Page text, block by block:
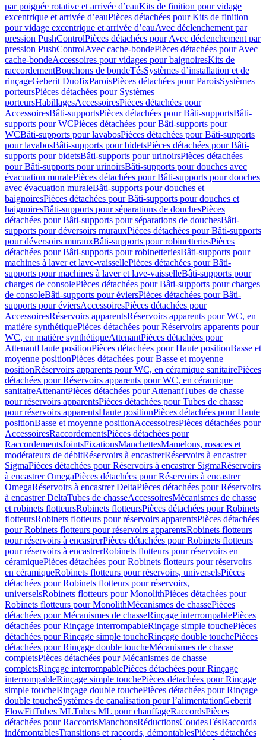
par poignée rotative et arrivée d’eauKits de finition pour vidage
excentrique et arrivée d’eauPièces détachées pour Kits de finition
pour vidage excentrique et arrivée d’eauAvec déclenchement par
pression PushControlPièces détachées pour Avec déclenchement par
pression PushControlAvec cache-bondePièces détachées pour Avec
cache-bondeAccessoires pour vidages pour baignoiresKits de
raccordementBouchons de bondeTésSystèmes d’installation et de
rinçageGeberit DuofixParoisPièces détachées pour ParoisSystèmes
porteursPièces détachées pour Systèmes
porteursHabillagesAccessoiresPièces détachées pour
AccessoiresBâti-supportsPièces détachées pour Bâti-supportsBâti-
supports pour WCPièces détachées pour Bâti-supports pour
WCBâti-supports pour lavabosPièces détachées pour Bâti-supports
pour lavabosBâti-supports pour bidetsPièces détachées pour Bâti-
supports pour bidetsBâti-supports pour urinoirsPièces détachées
pour Bâti-supports pour urinoirsBâti-supports pour douches avec
évacuation muralePièces détachées pour Bâti-supports pour douches
avec évacuation muraleBâti-supports pour douches et
baignoiresPièces détachées pour Bâti-supports pour douches et
baignoiresBâti-supports pour séparations de douchesPièces
détachées pour Bâti-supports pour séparations de douchesBâti-
supports pour déversoirs murauxPièces détachées pour Bâti-supports
pour déversoirs murauxBâti-supports pour robinetteriesPièces
détachées pour Bâti-supports pour robinetteriesBâti-supports pour
machines à laver et lave-vaissellePièces détachées pour Bâti-
supports pour machines à laver et lave-vaisselleBâti-supports pour
charges de consolePièces détachées pour Bâti-supports pour charges
de consoleBâti-supports pour éviersPièces détachées pour Bâti-
supports pour éviersAccessoiresPièces détachées pour
AccessoiresRéservoirs apparentsRéservoirs apparents pour WC, en
matière synthétiquePièces détachées pour Réservoirs apparents pour
WC, en matière synthétiqueAttenantPièces détachées pour
AttenantHaute positionPièces détachées pour Haute positionBasse et
moyenne positionPièces détachées pour Basse et moyenne
positionRéservoirs apparents pour WC, en céramique sanitairePièces
détachées pour Réservoirs apparents pour WC, en céramique
sanitaireAttenantPièces détachées pour AttenantTubes de chasse
pour réservoirs apparentsPièces détachées pour Tubes de chasse
pour réservoirs apparentsHaute positionPièces détachées pour Haute
positionBasse et moyenne positionAccessoiresPièces détachées pour
AccessoiresRaccordementsPièces détachées pour
RaccordementsJointsFixationsManchettesMamelons, rosaces et
modérateurs de débitRéservoirs à encastrerRéservoirs à encastrer
SigmaPièces détachées pour Réservoirs à encastrer SigmaRéservoirs
à encastrer OmegaPièces détachées pour Réservoirs à encastrer
OmegaRéservoirs à encastrer DeltaPièces détachées pour Réservoirs
à encastrer DeltaTubes de chasseAccessoiresMécanismes de chasse
et robinets flotteursRobinets flotteursPièces détachées pour Robinets
flotteursRobinets flotteurs pour réservoirs apparentsPièces détachées
pour Robinets flotteurs pour réservoirs apparentsRobinets flotteurs
pour réservoirs à encastrerPièces détachées pour Robinets flotteurs
pour réservoirs à encastrerRobinets flotteurs pour réservoirs en
céramiquePièces détachées pour Robinets flotteurs pour réservoirs
en céramiqueRobinets flotteurs pour réservoirs, universelsPièces
détachées pour Robinets flotteurs pour réservoirs,
universelsRobinets flotteurs pour MonolithPièces détachées pour
Robinets flotteurs pour MonolithMécanismes de chassePièces
détachées pour Mécanismes de chasseRinçage interrompablePièces
détachées pour Rinçage interrompableRinçage simple touchePièces
détachées pour Rinçage simple toucheRinçage double touchePièces
détachées pour Rinçage double toucheMécanismes de chasse
completsPièces détachées pour Mécanismes de chasse
completsRinçage interrompablePièces détachées pour Rinçage
interrompableRinçage simple touchePièces détachées pour Rinçage
simple toucheRinçage double touchePièces détachées pour Rinçage
double toucheSystèmes de canalisation pour l’alimentationGeberit
FlowFitTubes MLTubes ML pour chauffageRaccordsPièces
détachées pour RaccordsManchonsRéductionsCoudesTésRaccords
indémontablesTransitions et raccords, démontablesPièces détachées